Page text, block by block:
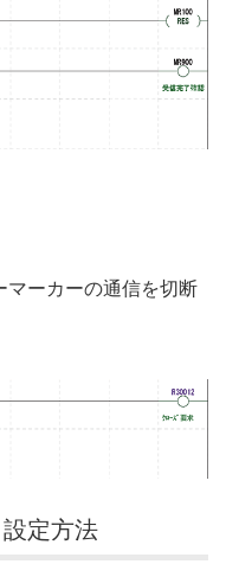
ーカーの通信を切断
定方法